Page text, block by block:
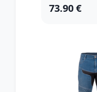
73.90 €